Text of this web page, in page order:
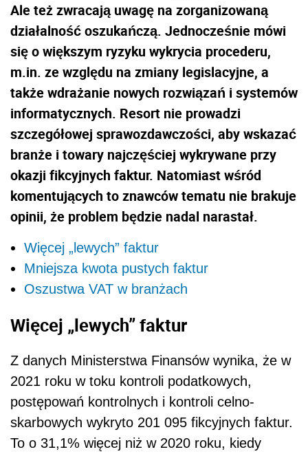
Ale też zwracają uwagę na zorganizowaną
działalność oszukańczą. Jednocześnie mówi
się o większym ryzyku wykrycia procederu,
m.in. ze względu na zmiany legislacyjne, a
także wdrażanie nowych rozwiązań i systemów
informatycznych. Resort nie prowadzi
szczegółowej sprawozdawczości, aby wskazać
branże i towary najczęściej wykrywane przy
okazji fikcyjnych faktur. Natomiast wśród
komentujących to znawców tematu nie brakuje
opinii, że problem będzie nadal narastał.
Więcej „lewych” faktur
Mniejsza kwota pustych faktur
Oszustwa VAT w branżach
Więcej „lewych” faktur
Z danych Ministerstwa Finansów wynika, że w
2021 roku w toku kontroli podatkowych,
postępowań kontrolnych i kontroli celno-
skarbowych wykryto 201 095 fikcyjnych faktur.
To o 31,1% więcej niż w 2020 roku, kiedy